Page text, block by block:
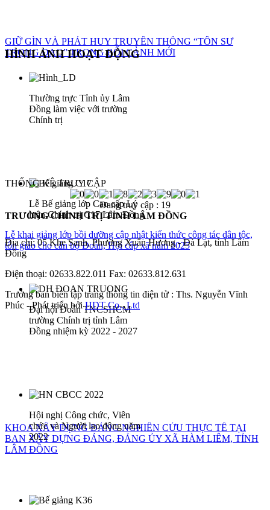
GIỮ GÌN VÀ PHÁT HUY TRUYỀN THỐNG “TÔN SƯ
TRỌNG ĐẠO” TRONG BỐI CẢNH MỚI
Lễ khai giảng lớp bồi dưỡng cập nhật kiến thức công tác dân tộc,
tôn giáo cho cán bộ Đoàn, Hội cấp xã năm 2025
KHOA XÂY DỰNG ĐẢNG NGHIÊN CỨU THỰC TẾ TẠI
BAN XÂY DỰNG ĐẢNG, ĐẢNG ỦY XÃ HÀM LIÊM, TỈNH
LÂM ĐỒNG
HÌNH ẢNH HOẠT ĐỘNG
Thường trực Tỉnh ủy Lâm
Đồng làm việc với trường
Chính trị
Lễ Bế giảng lớp Cao cấp Lý
luận Chính trị C17 Lâm Đồng
Đại hội Đoàn TNCSHCM
trường Chính trị tỉnh Lâm
Đồng nhiệm kỳ 2022 - 2027
Hội nghị Công chức, Viên
chức và Người lao động năm
2022
THỐNG KÊ TRUY CẬP
Đang truy cập : 19
TRƯỜNG CHÍNH TRỊ TỈNH LÂM ĐỒNG
Địa chỉ: 05 Khe Sanh, Phường Xuân Hương - Đà Lạt, tỉnh Lâm
Đồng
Điện thoại: 02633.822.011 Fax: 02633.812.631
Trưởng ban biên tập trang thông tin điện tử : Ths. Nguyễn Vĩnh
Phúc - Phát triển bởiHDT Co., Ltd